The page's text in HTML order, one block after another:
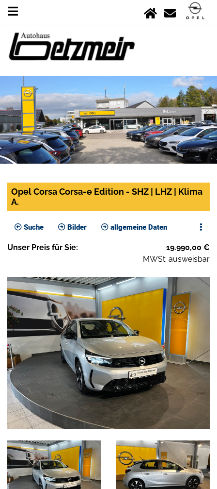
Opel Corsa Corsa-e Edition - SHZ | LHZ | Klima
A.
Suche Bilder allgemeine Daten
Unser Preis für Sie: 19.990,00 €
MWSt: ausweisbar